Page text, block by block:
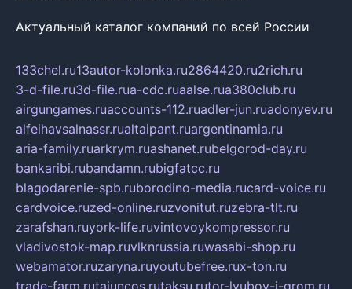
Актуальный каталог компаний по всей России
133chel.ru13autor-kolonka.ru2864420.ru2rich.ru
3-d-file.ru3d-file.rua-cdc.ruaalse.rua380club.ru
airgungames.ruaccounts-112.ruadler-jun.ruadonyev.ru
alfeihavsalnassr.rualtaipant.ruargentinamia.ru
aria-family.ruarkrym.ruashanet.rubelgorod-day.ru
bankaribi.rubandamn.rubigfatcc.ru
blagodarenie-spb.ruborodino-media.rucard-voice.ru
cardvoice.ruzed-online.ruzvonitut.ruzebra-tlt.ru
zarafshan.ruyork-life.ruvintovoykompressor.ru
vladivostok-map.ruvlknrussia.ruwasabi-shop.ru
webamator.ruzaryna.ruyoutubefree.rux-ton.ru